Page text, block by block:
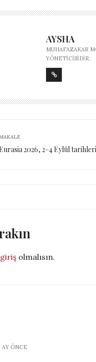
AYSHA
MUHAFAZAKAR
YÖNETICISIDIR.
2026, 2–4 Eylül
giriş olmalısın.
AY ÖNCE